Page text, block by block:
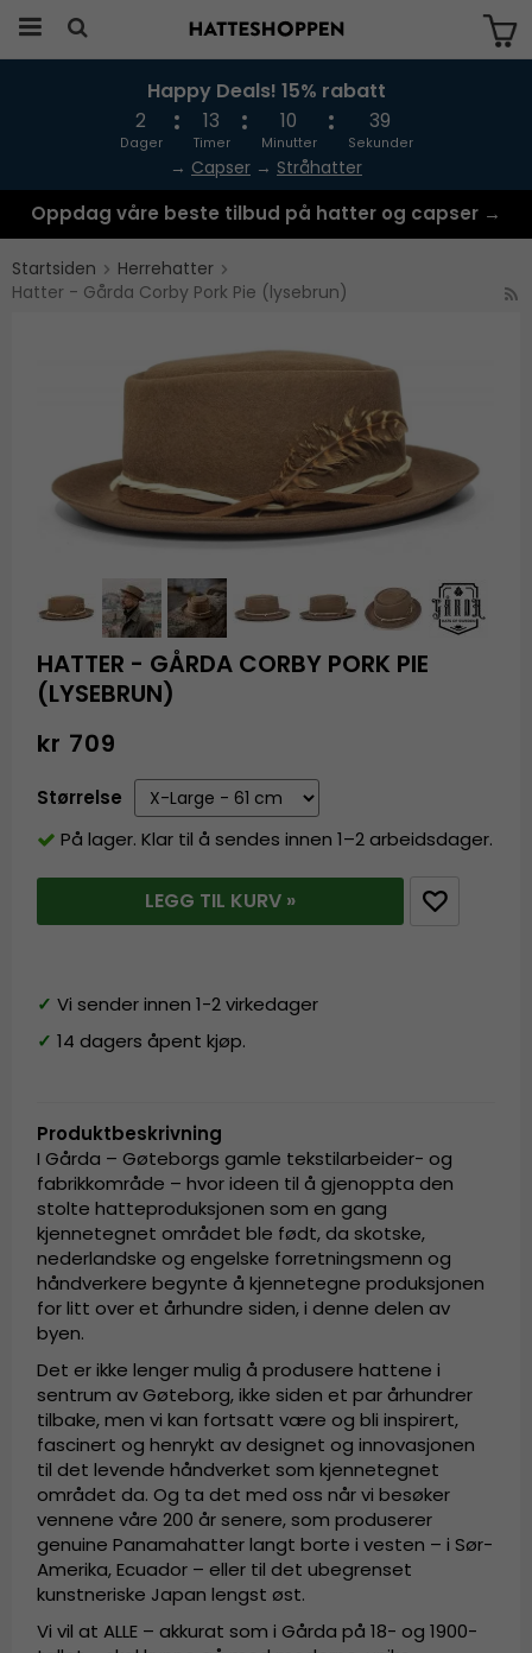
Produktet har blitt lagt til i handlekurven
Happy Deals! 15% rabatt
2
Dager
13
Timer
10
Minutter
39
Sekunder
→ Capser → Stråhatter
Oppdag våre beste tilbud på hatter og capser →
Startsiden
Herrehatter
Hatter - Gårda Corby Pork Pie (lysebrun)
HATTER - GÅRDA CORBY PORK PIE
(LYSEBRUN)
kr 709
Størrelse
På lager. Klar til å sendes innen 1–2 arbeidsdager.
LEGG TIL KURV »
✓ Vi sender innen 1-2 virkedager
✓ 14 dagers åpent kjøp.
Produktbeskrivning
I Gårda – Gøteborgs gamle tekstilarbeider- og
fabrikkområde – hvor ideen til å gjenoppta den
stolte hatteproduksjonen som en gang
kjennetegnet området ble født, da skotske,
nederlandske og engelske forretningsmenn og
håndverkere begynte å kjennetegne produksjonen
for litt over et århundre siden, i denne delen av
byen.
Det er ikke lenger mulig å produsere hattene i
sentrum av Gøteborg, ikke siden et par århundrer
tilbake, men vi kan fortsatt være og bli inspirert,
fascinert og henrykt av designet og innovasjonen
til det levende håndverket som kjennetegnet
området da. Og ta det med oss når vi besøker
vennene våre 200 år senere, som produserer
genuine Panamahatter langt borte i vesten – i Sør-
Amerika, Ecuador – eller til det ubegrenset
kunstneriske Japan lengst øst.
Vi vil at ALLE – akkurat som i Gårda på 18- og 1900-